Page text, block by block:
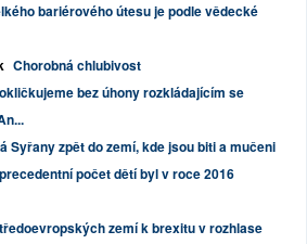
bariérového útesu je podle vědecké
Chorobná chlubivost
bez úhony rozkládajícím se
Syřany zpět do zemí, kde jsou biti a mučeni
počet dětí byl v roce 2016
zemí k brexitu v rozhlase